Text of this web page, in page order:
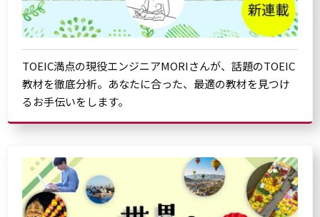
TOEIC満点の現役エンジニアMORIさんが、話題のTOEIC
教材を徹底分析。あなたに合った、最適の教材を見つけ
るお手伝いをします。